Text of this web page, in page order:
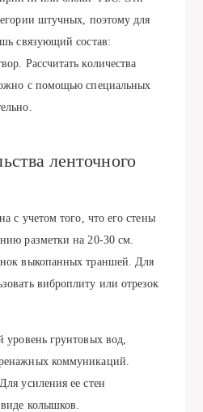
штучных, поэтому для
связующий состав:
Рассчитать количества
с помощью специальных
ленточного
с учетом того, что его стены
разметки на 20-30 см.
выкопанных траншей. Для
виброплиту или отрезок
уровень грунтовых вод,
коммуникаций.
усиления ее стен
колышков.